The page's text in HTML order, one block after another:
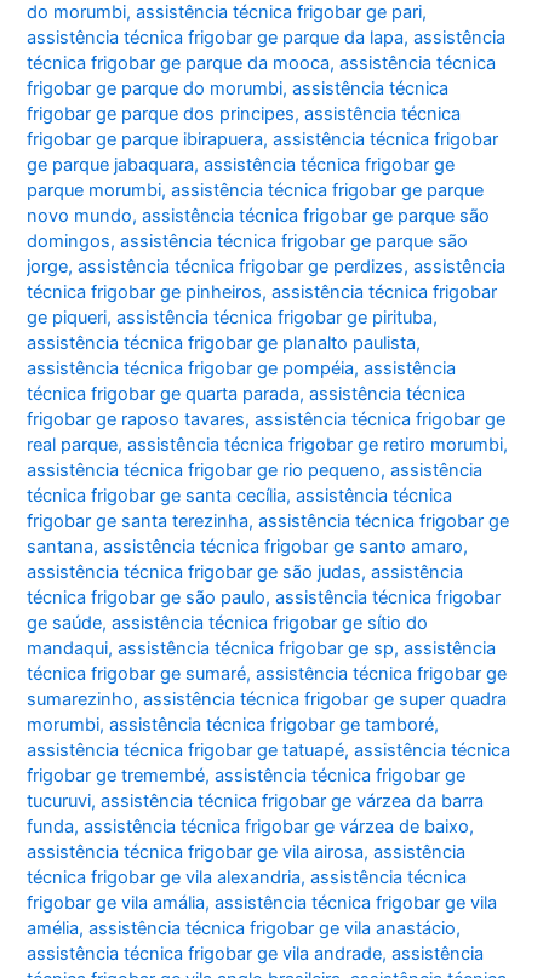
do morumbi,assistência técnica frigobar ge pari,
assistência técnica frigobar ge parque da lapa,assistência
técnica frigobar ge parque da mooca,assistência técnica
frigobar ge parque do morumbi,assistência técnica
frigobar ge parque dos principes,assistência técnica
frigobar ge parque ibirapuera,assistência técnica frigobar
ge parque jabaquara,assistência técnica frigobar ge
parque morumbi,assistência técnica frigobar ge parque
novo mundo,assistência técnica frigobar ge parque são
domingos,assistência técnica frigobar ge parque são
jorge,assistência técnica frigobar ge perdizes,assistência
técnica frigobar ge pinheiros,assistência técnica frigobar
ge piqueri,assistência técnica frigobar ge pirituba,
assistência técnica frigobar ge planalto paulista,
assistência técnica frigobar ge pompéia,assistência
técnica frigobar ge quarta parada,assistência técnica
frigobar ge raposo tavares,assistência técnica frigobar ge
real parque,assistência técnica frigobar ge retiro morumbi,
assistência técnica frigobar ge rio pequeno,assistência
técnica frigobar ge santa cecília,assistência técnica
frigobar ge santa terezinha,assistência técnica frigobar ge
santana,assistência técnica frigobar ge santo amaro,
assistência técnica frigobar ge são judas,assistência
técnica frigobar ge são paulo,assistência técnica frigobar
ge saúde,assistência técnica frigobar ge sítio do
mandaqui,assistência técnica frigobar ge sp,assistência
técnica frigobar ge sumaré,assistência técnica frigobar ge
sumarezinho,assistência técnica frigobar ge super quadra
morumbi,assistência técnica frigobar ge tamboré,
assistência técnica frigobar ge tatuapé,assistência técnica
frigobar ge tremembé,assistência técnica frigobar ge
tucuruvi,assistência técnica frigobar ge várzea da barra
funda,assistência técnica frigobar ge várzea de baixo,
assistência técnica frigobar ge vila airosa,assistência
técnica frigobar ge vila alexandria,assistência técnica
frigobar ge vila amália,assistência técnica frigobar ge vila
amélia,assistência técnica frigobar ge vila anastácio,
assistência técnica frigobar ge vila andrade,assistência